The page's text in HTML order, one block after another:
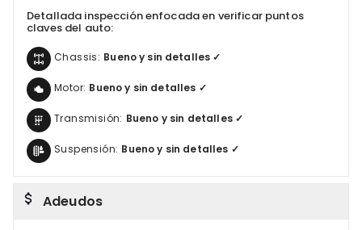
Detallada inspección enfocada en verificar puntos
claves del auto:
Chassis: Bueno y sin detalles ✓
Motor: Bueno y sin detalles ✓
Transmisión: Bueno y sin detalles ✓
Suspensión: Bueno y sin detalles ✓
Adeudos